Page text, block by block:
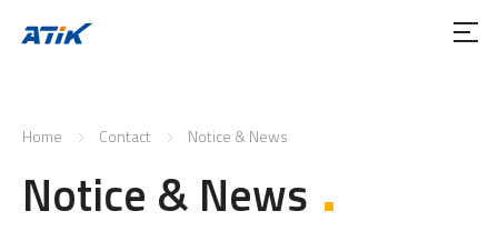
Home Contact Notice & News
Notice & News